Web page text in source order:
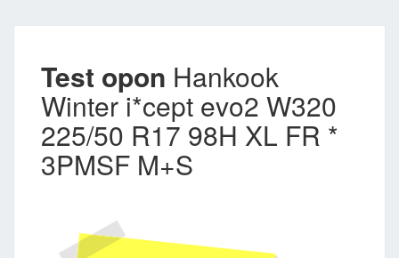
Test opon Hankook
Winter i*cept evo2 W320
225/50 R17 98H XL FR *
3PMSF M+S